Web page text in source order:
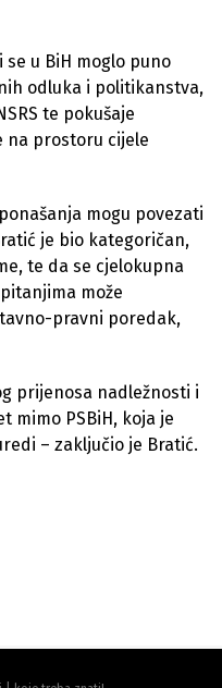
u BiH moglo puno
odluka i politikanstva,
te pokušaje
na prostoru cijele
mogu povezati
je bio kategoričan,
te da se cjelokupna
može
pravni poredak,
prijenosa nadležnosti i
mimo PSBiH, koja je
– zaključio je Bratić.